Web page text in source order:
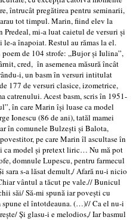
întrucât pregătirea pentru seminarii,
tot timpul. Marin, fiind elev la
mi-a luat caietul de versuri şi
le-a înapoiat. Restul au rămas la el.
de 104 strofe: ,,Bujor şi Iulina”,
cred, în asemenea măsură încât
i, un basm în versuri intitulat
177 de versuri clasice, izometrice,
catrenului. Acest basm, scris în 1951-
în care Marin îşi luase ca model
Ionescu (86 de ani), tatăl mamei
în comunele Bulzeşti şi Balota,
pe care Marin îl ascultase în
ca model şi pretext liric… Nu mă pot
domnule Lupescu, pentru farmecul
sara s-a lăsat demult,/ Afară nu-i nicio
vântul a tăcut pe vale.// Bunicul
săi/ Să-mi spună iar poveşti cu
el întotdeauna. (…)// Ca el nu-i
Şi glasu-i e melodios,/ Iar basmul